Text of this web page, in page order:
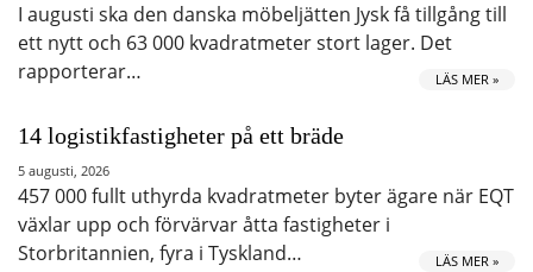
I augusti ska den danska möbeljätten Jysk få tillgång till
ett nytt och 63 000 kvadratmeter stort lager. Det
rapporterar…
LÄS MER »
14 logistikfastigheter på ett bräde
5 augusti, 2026
457 000 fullt uthyrda kvadratmeter byter ägare när EQT
växlar upp och förvärvar åtta fastigheter i
Storbritannien, fyra i Tyskland…
LÄS MER »